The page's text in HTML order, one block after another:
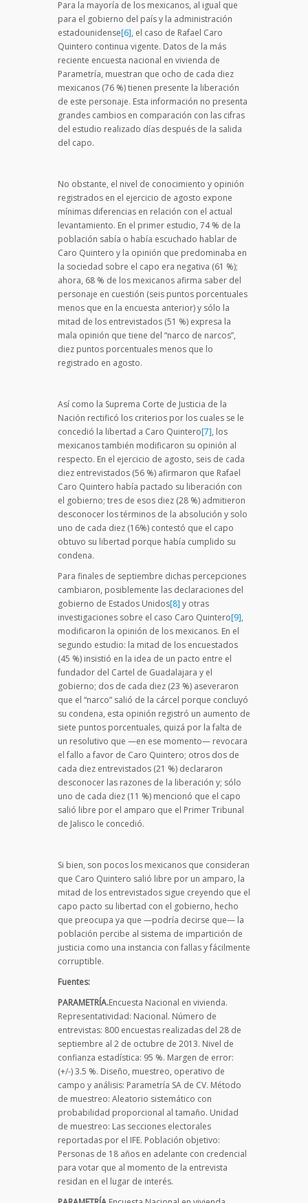
Para la mayoría de los mexicanos, al igual que
para el gobierno del país y la administración
estadounidense[6], el caso de Rafael Caro
Quintero continua vigente. Datos de la más
reciente encuesta nacional en vivienda de
Parametría, muestran que ocho de cada diez
mexicanos (76 %) tienen presente la liberación
de este personaje. Esta información no presenta
grandes cambios en comparación con las cifras
del estudio realizado días después de la salida
del capo.
No obstante, el nivel de conocimiento y opinión
registrados en el ejercicio de agosto expone
mínimas diferencias en relación con el actual
levantamiento. En el primer estudio, 74 % de la
población sabía o había escuchado hablar de
Caro Quintero y la opinión que predominaba en
la sociedad sobre el capo era negativa (61 %);
ahora, 68 % de los mexicanos afirma saber del
personaje en cuestión (seis puntos porcentuales
menos que en la encuesta anterior) y sólo la
mitad de los entrevistados (51 %) expresa la
mala opinión que tiene del “narco de narcos”,
diez puntos porcentuales menos que lo
registrado en agosto.
Así como la Suprema Corte de Justicia de la
Nación rectificó los criterios por los cuales se le
concedió la libertad a Caro Quintero[7], los
mexicanos también modificaron su opinión al
respecto. En el ejercicio de agosto, seis de cada
diez entrevistados (56 %) afirmaron que Rafael
Caro Quintero había pactado su liberación con
el gobierno; tres de esos diez (28 %) admitieron
desconocer los términos de la absolución y solo
uno de cada diez (16%) contestó que el capo
obtuvo su libertad porque había cumplido su
condena.
Para finales de septiembre dichas percepciones
cambiaron, posiblemente las declaraciones del
gobierno de Estados Unidos[8] y otras
investigaciones sobre el caso Caro Quintero[9],
modificaron la opinión de los mexicanos. En el
segundo estudio: la mitad de los encuestados
(45 %) insistió en la idea de un pacto entre el
fundador del Cartel de Guadalajara y el
gobierno; dos de cada diez (23 %) aseveraron
que el “narco” salió de la cárcel porque concluyó
su condena, esta opinión registró un aumento de
siete puntos porcentuales, quizá por la falta de
un resolutivo que —en ese momento— revocara
el fallo a favor de Caro Quintero; otros dos de
cada diez entrevistados (21 %) declararon
desconocer las razones de la liberación y; sólo
uno de cada diez (11 %) mencionó que el capo
salió libre por el amparo que el Primer Tribunal
de Jalisco le concedió.
Si bien, son pocos los mexicanos que consideran
que Caro Quintero salió libre por un amparo, la
mitad de los entrevistados sigue creyendo que el
capo pacto su libertad con el gobierno, hecho
que preocupa ya que —podría decirse que— la
población percibe al sistema de impartición de
justicia como una instancia con fallas y fácilmente
corruptible.
Fuentes:
PARAMETRÍA.Encuesta Nacional en vivienda.
Representatividad: Nacional. Número de
entrevistas: 800 encuestas realizadas del 28 de
septiembre al 2 de octubre de 2013. Nivel de
confianza estadística: 95 %. Margen de error:
(+/-) 3.5 %. Diseño, muestreo, operativo de
campo y análisis: Parametría SA de CV. Método
de muestreo: Aleatorio sistemático con
probabilidad proporcional al tamaño. Unidad
de muestreo: Las secciones electorales
reportadas por el IFE. Población objetivo:
Personas de 18 años en adelante con credencial
para votar que al momento de la entrevista
residan en el lugar de interés.